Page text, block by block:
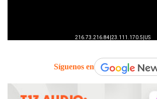
Síguenos en